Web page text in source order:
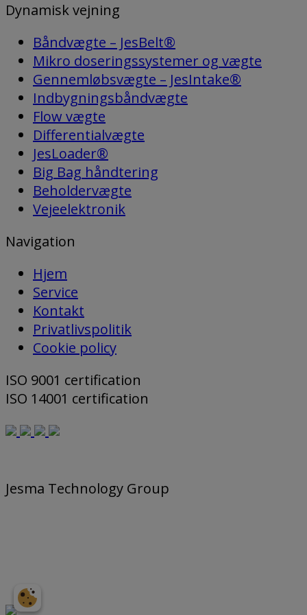
Dynamisk vejning
Båndvægte – JesBelt®
Mikro doseringssystemer og vægte
Gennemløbsvægte – JesIntake®
Indbygningsbåndvægte
Flow vægte
Differentialvægte
JesLoader®
Big Bag håndtering
Beholdervægte
Vejeelektronik
Navigation
Hjem
Service
Kontakt
Privatlivspolitik
Cookie policy
ISO 9001 certification
ISO 14001 certification
Jesma Technology Group